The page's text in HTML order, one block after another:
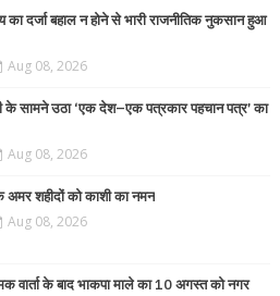
का दर्जा बहाल न होने से भारी राजनीतिक नुकसान हुआ
Aug 08, 2026
सामने उठा ‘एक देश–एक पत्रकार पहचान पत्र’ का
Aug 08, 2026
अमर शहीदों को काशी का नमन
Aug 08, 2026
वार्ता के बाद भाकपा माले का 10 अगस्त को नगर